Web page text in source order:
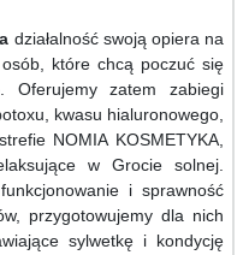
działalność swoją opiera na
które chcą poczuć się
Oferujemy zatem zabiegi
kwasu hialuronowego,
NOMIA KOSMETYKA,
w Grocie solnej.
i sprawność
przygotowujemy dla nich
sylwetkę i kondycję